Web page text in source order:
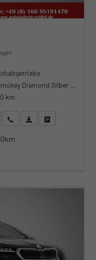
Smokey Diamond Silber Metallic
km
anfragen
Wir rufen Sie anFahrzeugexposé (PDF)